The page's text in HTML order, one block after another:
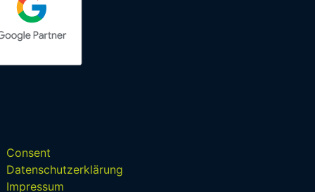
Consent
Datenschutzerklärung
Impressum